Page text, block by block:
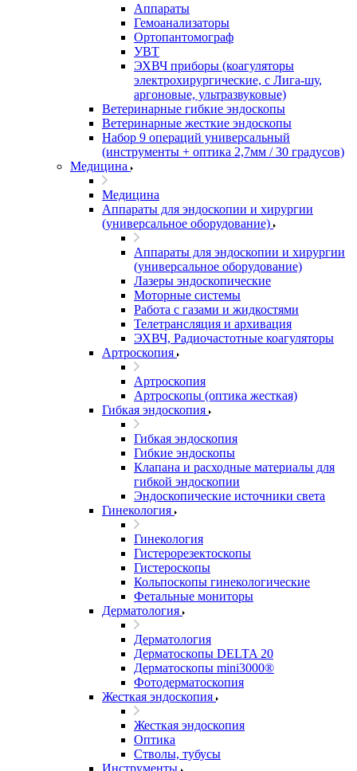
Аппараты
Гемоанализаторы
Ортопантомограф
УВТ
ЭХВЧ приборы (коагуляторы
электрохирургические, с Лига-шу,
аргоновые, ультразвуковые)
Ветеринарные гибкие эндоскопы
Ветеринарные жесткие эндоскопы
Набор 9 операций универсальный
(инструменты + оптика 2,7мм / 30 градусов)
Медицина
Медицина
Аппараты для эндоскопии и хирургии
(универсальное оборудование)
Аппараты для эндоскопии и хирургии
(универсальное оборудование)
Лазеры эндоскопические
Моторные системы
Работа с газами и жидкостями
Телетрансляция и архивация
ЭХВЧ, Радиочастотные коагуляторы
Артроскопия
Артроскопия
Артроскопы (оптика жесткая)
Гибкая эндоскопия
Гибкая эндоскопия
Гибкие эндоскопы
Клапана и расходные материалы для
гибкой эндоскопии
Эндоскопические источники света
Гинекология
Гинекология
Гистерорезектоскопы
Гистероскопы
Кольпоскопы гинекологические
Фетальные мониторы
Дерматология
Дерматология
Дерматоскопы DELTA 20
Дерматоскопы mini3000®
Фотодерматоскопия
Жесткая эндоскопия
Жесткая эндоскопия
Оптика
Стволы, тубусы
Инструменты